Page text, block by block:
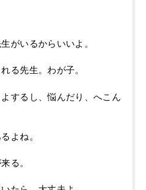
がいるからいいよ。
る先生。わが子。
するし、悩んだり、へこん
よね。
る。